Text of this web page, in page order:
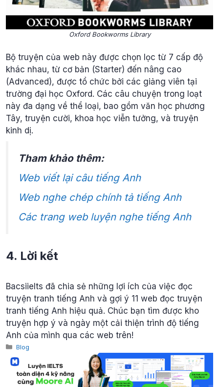
Oxford Bookworms Library
Bộ truyện của web này được chọn lọc từ 7 cấp độ
khác nhau, từ cơ bản (Starter) đến nâng cao
(Advanced), được tổ chức bởi các giảng viên tại
trường đại học Oxford. Các câu chuyện trong loạt
này đa dạng về thể loại, bao gồm văn học phương
Tây, truyện cười, khoa học viễn tưởng, và truyện
kinh dị.
Tham khảo thêm:
Web viết lại câu tiếng Anh
Web nghe chép chính tả tiếng Anh
Các trang web luyện nghe tiếng Anh
4. Lời kết
Bacsiielts đã chia sẻ những lợi ích của việc đọc
truyện tranh tiếng Anh và gợi ý 11 web đọc truyện
tranh tiếng Anh hiệu quả. Chúc bạn tìm được kho
truyện hợp ý và ngày một cải thiện trình độ tiếng
Anh của mình qua các web trên!
Categories
Blog